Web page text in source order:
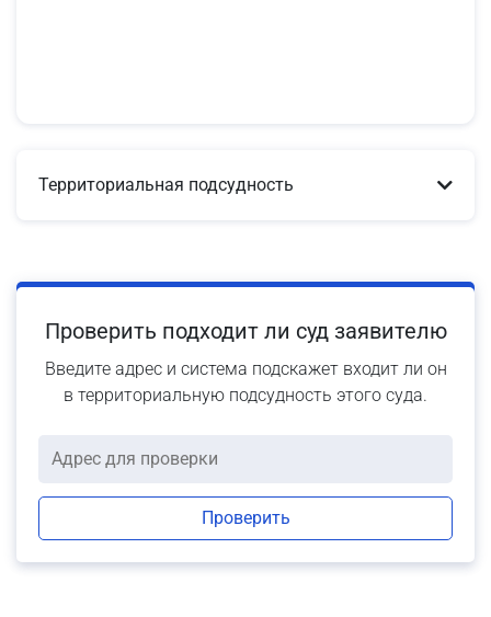
Территориальная подсудность
Проверить подходит ли суд заявителю
Введите адрес и система подскажет входит ли он
в территориальную подсудность этого суда.
Проверить